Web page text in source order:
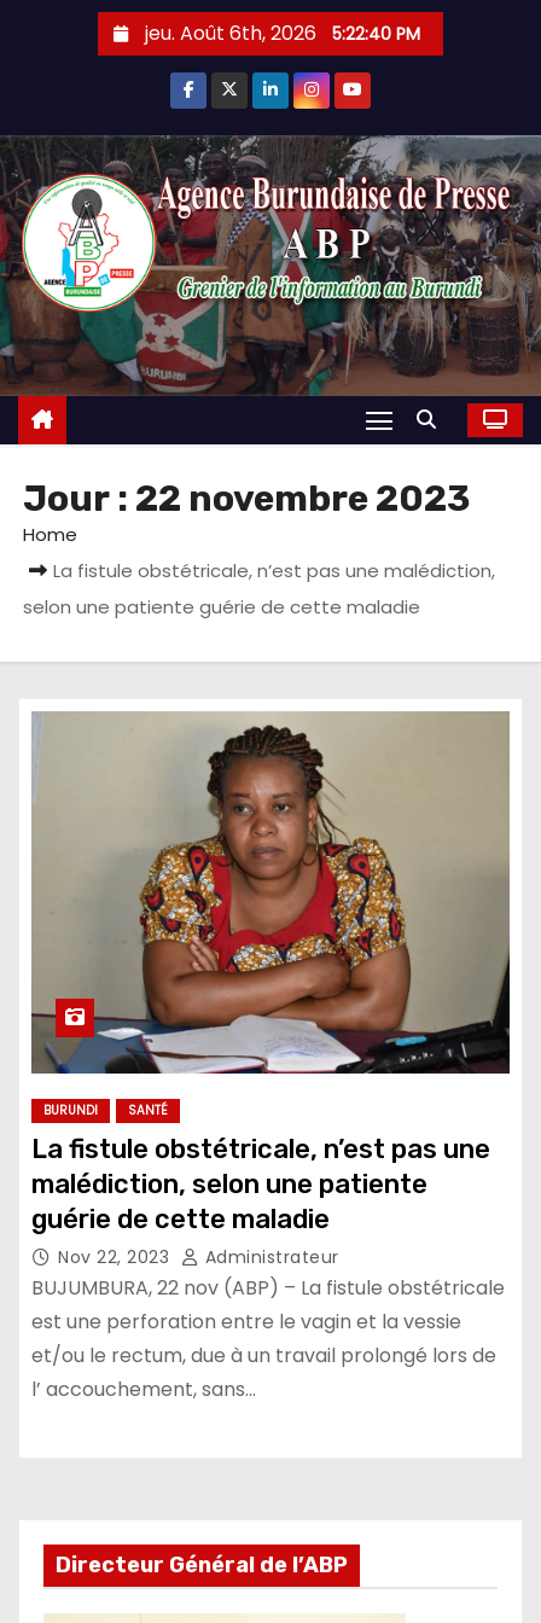
jeu. Août 6th, 2026 5:22:41 PM
Jour : 22 novembre 2023
Home
La fistule obstétricale, n’est pas une malédiction,
selon une patiente guérie de cette maladie
BURUNDI SANTÉ
La fistule obstétricale, n’est pas une
malédiction, selon une patiente
guérie de cette maladie
Nov 22, 2023 Administrateur
BUJUMBURA, 22 nov (ABP) – La fistule obstétricale
est une perforation entre le vagin et la vessie
et/ou le rectum, due à un travail prolongé lors de
l’ accouchement, sans…
Directeur Général de l’ABP